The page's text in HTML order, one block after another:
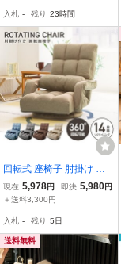
ロイ ブラウン系カラー カ
バーリング 軽量
入札 - 残り 23時間
回転式 座椅子 肘掛け コ
ンパクト おしゃれ 腰痛
リクライニング ハイバッ
フロアソファ 腰痛対策 回
転座椅子 新品
現在 5,978円 即決 5,980円
＋送料3,300円
入札 - 残り 5日
送料無料